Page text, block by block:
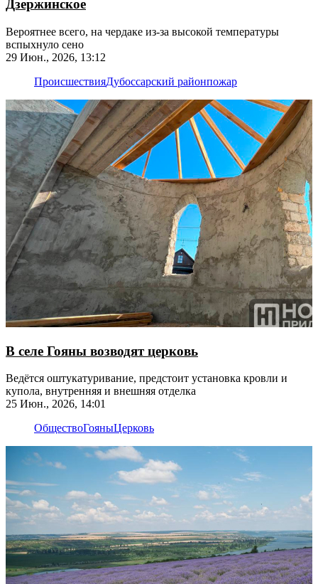
Дзержинское
Вероятнее всего, на чердаке из-за высокой температуры
вспыхнуло сено
29 Июн., 2026, 13:12
ПроисшествияДубоссарский районпожар
В селе Гояны возводят церковь
Ведётся оштукатуривание, предстоит установка кровли и
купола, внутренняя и внешняя отделка
25 Июн., 2026, 14:01
ОбществоГояныЦерковь